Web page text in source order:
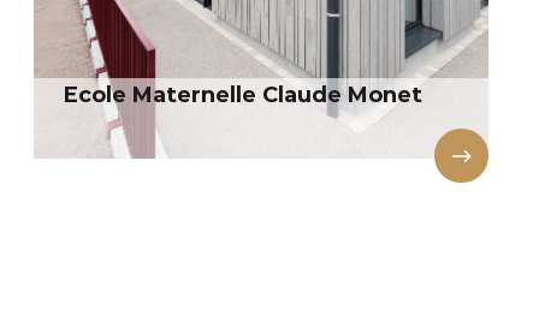
Ecole Maternelle Claude Monet